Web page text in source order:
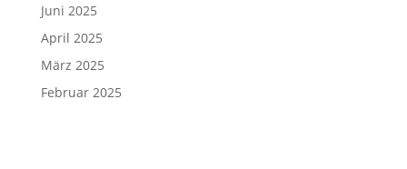
Juni 2025
April 2025
März 2025
Februar 2025